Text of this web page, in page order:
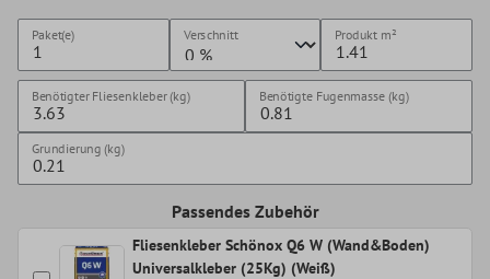
Paket(e) Verschnitt Produkt m²
Benötigter Fliesenkleber (kg) Benötigte Fugenmasse (kg)
Grundierung (kg)
Passendes Zubehör
Fliesenkleber Schönox Q6 W (Wand&Boden)
Universalkleber (25Kg) (Weiß)